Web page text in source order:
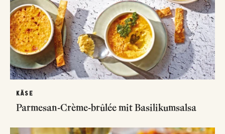
KÄSE
Parmesan-Crème-brûlée mit Basilikumsalsa